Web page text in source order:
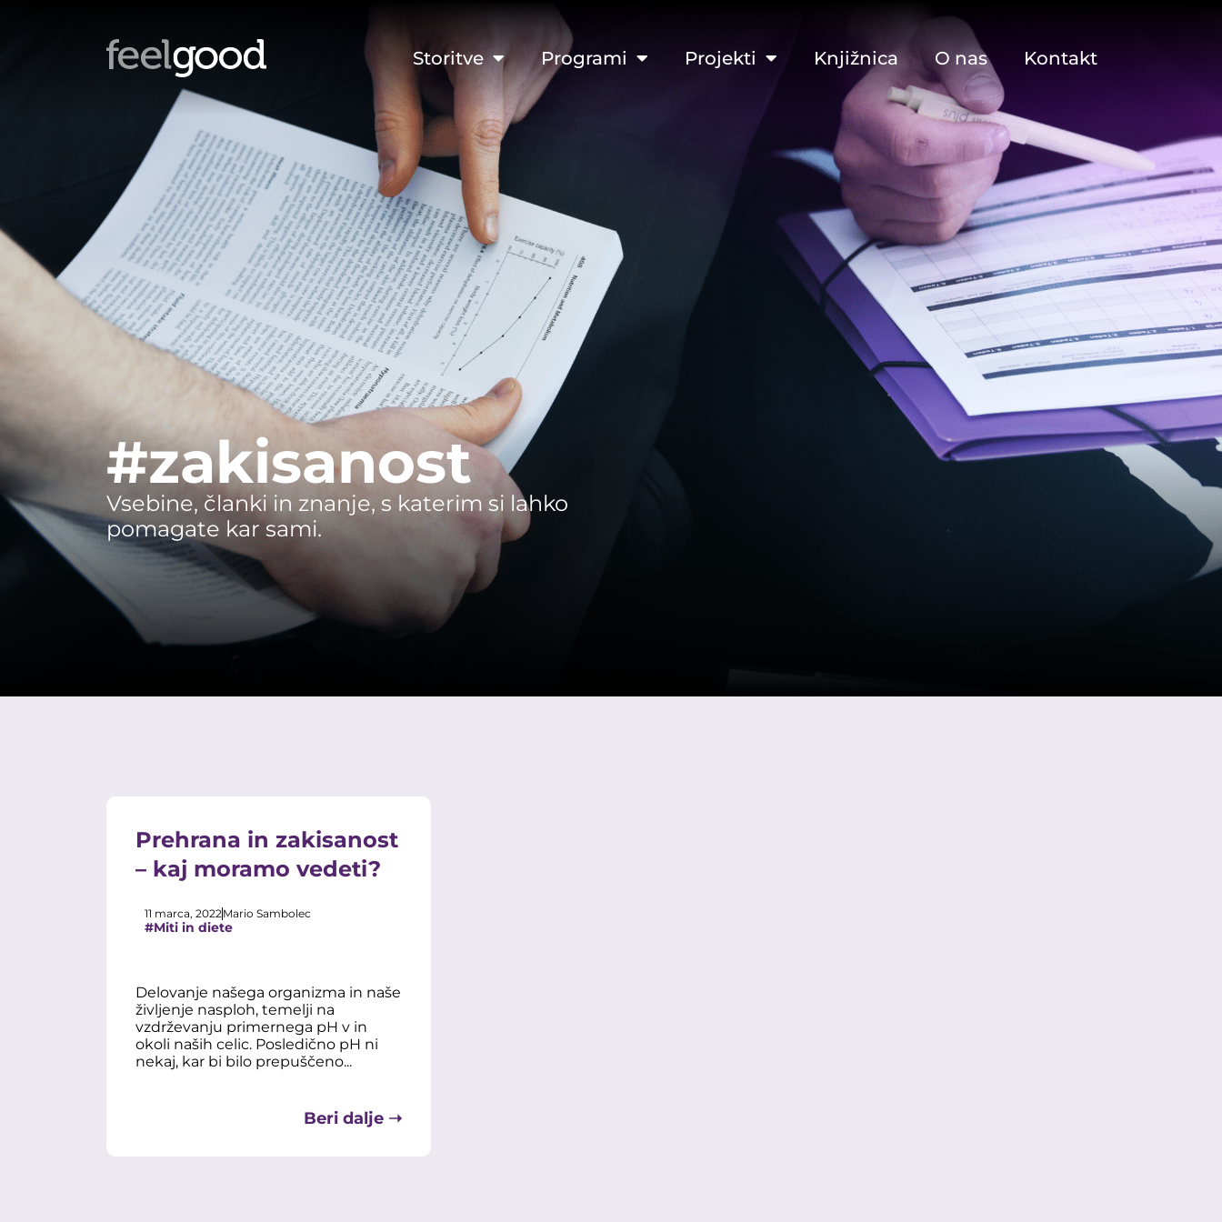
Storitve Programi Projekti Knjižnica O nas Kontakt
#zakisanost
Vsebine, članki in znanje, s katerim si lahko
pomagate kar sami.
Prehrana in zakisanost
– kaj moramo vedeti?
11 marca, 2022Mario Sambolec
#Miti in diete
Delovanje našega organizma in naše
življenje nasploh, temelji na
vzdrževanju primernega pH v in
okoli naših celic. Posledično pH ni
nekaj, kar bi bilo prepuščeno...
Beri dalje ➝